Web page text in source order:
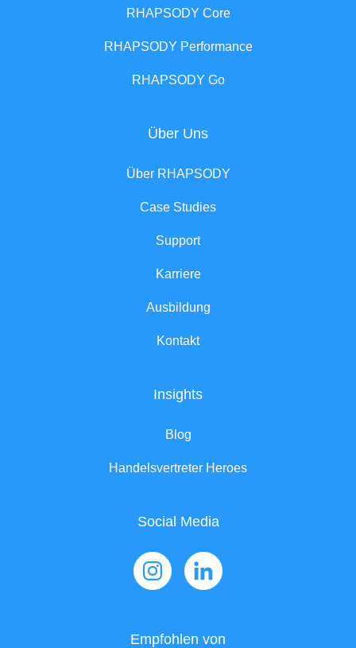
RHAPSODY Core
RHAPSODY Performance
RHAPSODY Go
Über Uns
Über RHAPSODY
Case Studies
Support
Karriere
Ausbildung
Kontakt
Insights
Blog
Handelsvertreter Heroes
Social Media
Empfohlen von